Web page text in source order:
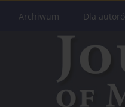
Archiwum Dla